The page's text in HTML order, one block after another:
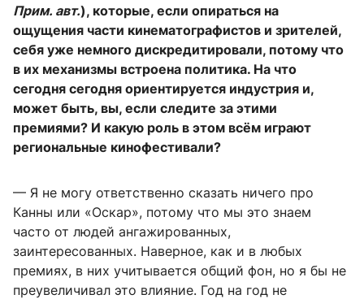
Прим. авт.), которые, если опираться на
ощущения части кинематографистов и зрителей,
себя уже немного дискредитировали, потому что
в их механизмы встроена политика. На что
сегодня сегодня ориентируется индустрия и,
может быть, вы, если следите за этими
премиями? И какую роль в этом всём играют
региональные кинофестивали?
— Я не могу ответственно сказать ничего про
Канны или «Оскар», потому что мы это знаем
часто от людей ангажированных,
заинтересованных. Наверное, как и в любых
премиях, в них учитывается общий фон, но я бы не
преувеличивал это влияние. Год на год не